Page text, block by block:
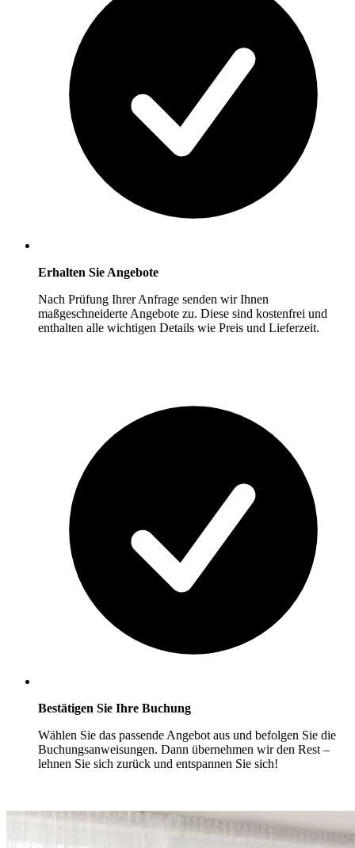
Erhalten Sie Angebote
Nach Prüfung Ihrer Anfrage senden wir Ihnen
maßgeschneiderte Angebote zu. Diese sind kostenfrei und
enthalten alle wichtigen Details wie Preis und Lieferzeit.
Bestätigen Sie Ihre Buchung
Wählen Sie das passende Angebot aus und befolgen Sie die
Buchungsanweisungen. Dann übernehmen wir den Rest –
lehnen Sie sich zurück und entspannen Sie sich!